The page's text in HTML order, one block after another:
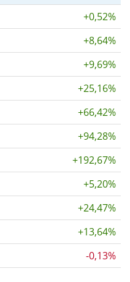
+0,52%
+8,64%
+9,69%
+25,16%
+66,42%
+94,28%
+192,67%
+5,20%
+24,47%
+13,64%
-0,13%